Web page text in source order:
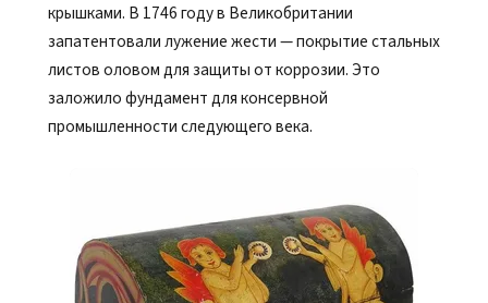
крышками. В 1746 году в Великобритании
запатентовали лужение жести — покрытие стальных
листов оловом для защиты от коррозии. Это
заложило фундамент для консервной
промышленности следующего века.